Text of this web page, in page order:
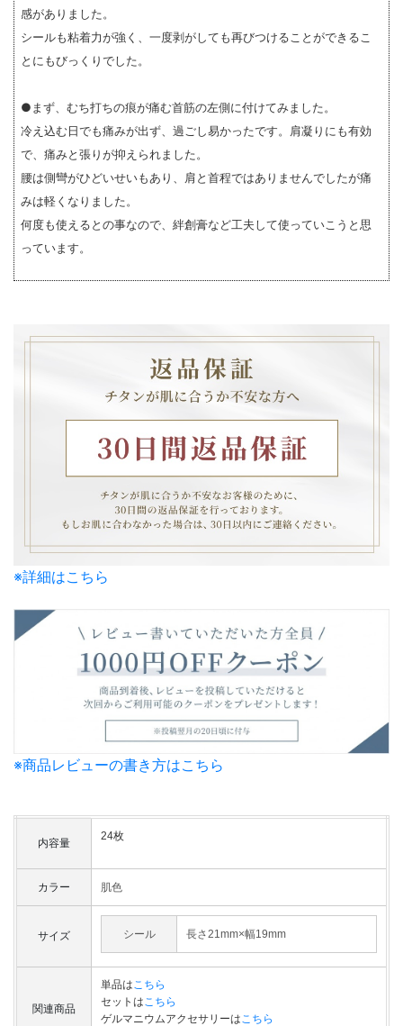
感がありました。
シールも粘着力が強く、一度剥がしても再びつけることができるこ
とにもびっくりでした。
●まず、むち打ちの痕が痛む首筋の左側に付けてみました。
冷え込む日でも痛みが出ず、過ごし易かったです。肩凝りにも有効
で、痛みと張りが抑えられました。
腰は側彎がひどいせいもあり、肩と首程ではありませんでしたが痛
みは軽くなりました。
何度も使えるとの事なので、絆創膏など工夫して使っていこうと思
っています。
※詳細はこちら
※商品レビューの書き方はこちら
内容量 24枚
カラー 肌色
サイズ シール 長さ21mm×幅19mm
関連商品
単品は こちら
セットは こちら
ゲルマニウムアクセサリーは こちら